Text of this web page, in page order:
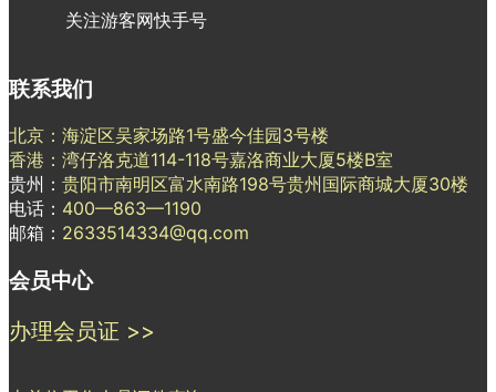
关注游客网快手号
联系我们
北京：海淀区吴家场路1号盛今佳园3号楼
香港：湾仔洛克道114-118号嘉洛商业大厦5楼B室
贵州： 贵阳市南明区富水南路198号贵州国际商城大厦30楼
电话： 400—863—1190
邮箱： 2633514334@qq.com
会员中心
办理会员证 >>